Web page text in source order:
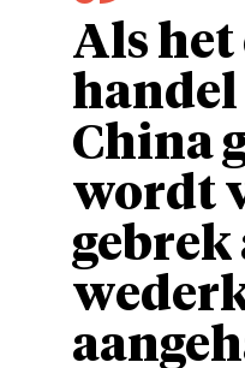
Als het
China
wordt
gebrek